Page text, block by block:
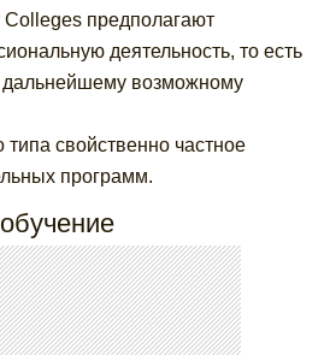
Colleges предполагают
деятельность, то есть
дальнейшему возможному
свойственно частное
программ.